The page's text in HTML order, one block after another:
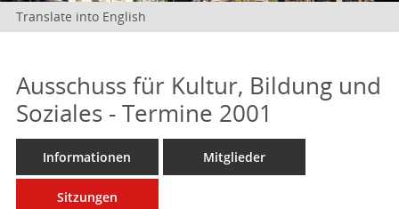
Translate into English
Ausschuss für Kultur, Bildung und
Soziales - Termine 2001
Informationen Mitglieder
Sitzungen